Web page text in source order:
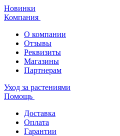
Новинки
Компания
О компании
Отзывы
Реквизиты
Магазины
Партнерам
Уход за растениями
Помощь
Доставка
Оплата
Гарантии